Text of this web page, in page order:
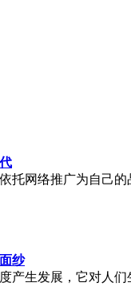
托网络推广为自己
纱
产生发展，它对人